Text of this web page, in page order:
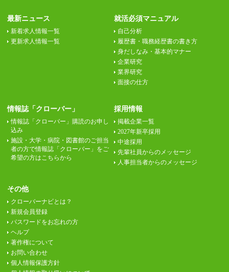
最新ニュース
新着求人情報一覧
更新求人情報一覧
就活必須マニュアル
自己分析
履歴書・職務経歴書の書き方
身だしなみ・基本的マナー
企業研究
業界研究
面接の仕方
情報誌「クローバー」
情報誌「クローバー」購読のお申し
込み
施設・大学・病院・図書館のご担当
者の方で情報誌「クローバー」をご
希望の方はこちらから
採用情報
掲載企業一覧
2027年新卒採用
中途採用
先輩社員からのメッセージ
人事担当者からのメッセージ
その他
クローバーナビとは？
新規会員登録
パスワードをお忘れの方
ヘルプ
著作権について
お問い合わせ
個人情報保護方針